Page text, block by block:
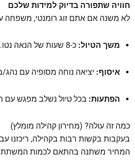
חוויה שתפורה בדיוק למידות שלכם
לא משנה אם אתם זוג רומנטי, משפחה
משך הטיול: כ-8 שעות של הנאה נטו.
איסוף: יציאה נוחה מסופיה עם
הפתעות: בכל טיול נשלב מפגש עם
כמה זה עולה? (מחירון קהילה מומלץ)
בעקבות בקשות רבות בקהילה, ריכזנו
המחיר משתנה בהתאם לכמות